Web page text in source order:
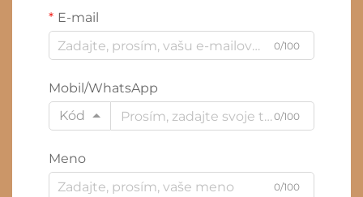
E-mail
0/100
Mobil/WhatsApp
Kód
0/100
Meno
0/100